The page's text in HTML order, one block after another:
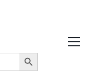
Search Button